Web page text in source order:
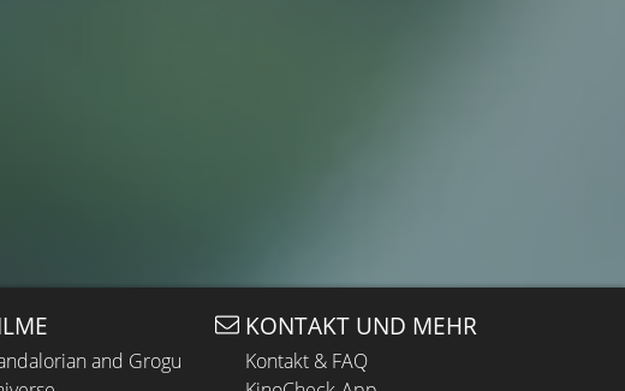
and Grogu
KONTAKT UND MEHR
Kontakt & FAQ